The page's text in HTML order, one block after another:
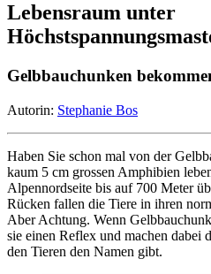
Lebensraum unter
Gelbbauchunken
Autorin: Stephanie Bos
Haben Sie schon mal von der
kaum 5 cm grossen Amphibien
Alpennordseite bis auf 700 Meter
Rücken fallen die Tiere in ihren
Aber Achtung. Wenn
sie einen Reflex und machen dabei
den Tieren den Namen gibt.